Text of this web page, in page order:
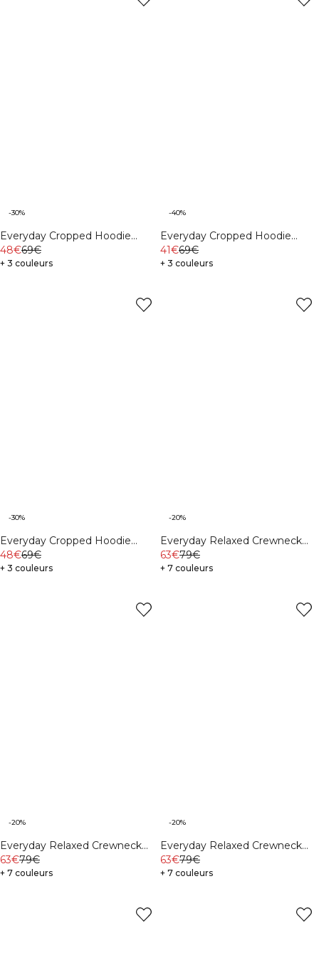
-30%
Everyday Cropped Hoodie
Light Grey Melange
48€69€
+ 3 couleurs
-40%
Everyday Cropped Hoodie
Cream
41€69€
+ 3 couleurs
-30%
Everyday Cropped Hoodie
Light Violet Slate
48€69€
+ 3 couleurs
-20%
Everyday Relaxed Crewneck
Print Cream
63€79€
+ 7 couleurs
-20%
Everyday Relaxed Crewneck
Print Light Grey Melange
63€79€
+ 7 couleurs
-20%
Everyday Relaxed Crewneck
Print Dark mahogany
63€79€
+ 7 couleurs